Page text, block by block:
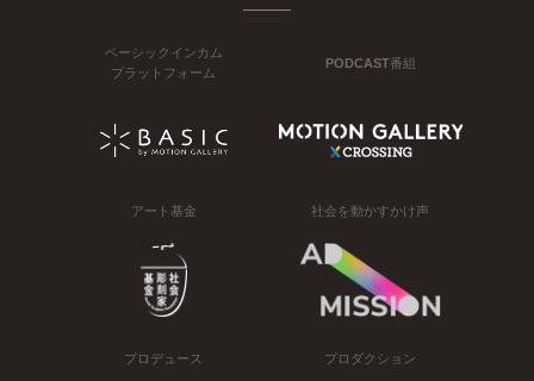
ベーシックインカム
プラットフォーム
PODCAST番組
アート基金 社会を動かすかけ声
プロデュース プロダクション